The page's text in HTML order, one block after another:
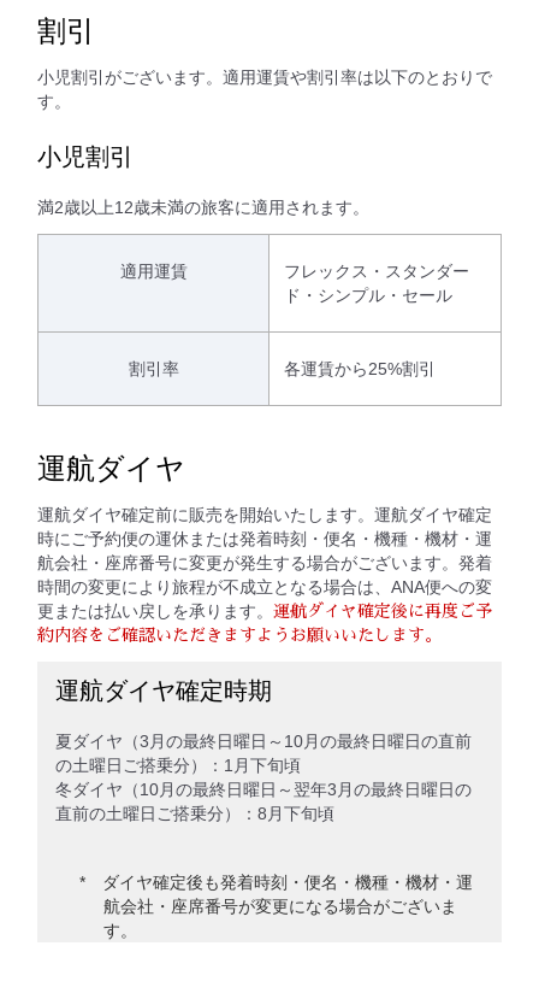
割引
小児割引がございます。適用運賃や割引率は以下のとおりで
す。
小児割引
満2歳以上12歳未満の旅客に適用されます。
適用運賃
フレックス・スタンダー
ド・シンプル・セール
割引率 各運賃から25%割引
運航ダイヤ
運航ダイヤ確定前に販売を開始いたします。運航ダイヤ確定
時にご予約便の運休または発着時刻・便名・機種・機材・運
航会社・座席番号に変更が発生する場合がございます。発着
時間の変更により旅程が不成立となる場合は、ANA便への変
更または払い戻しを承ります。 運航ダイヤ確定後に再度ご予
約内容をご確認いただきますようお願いいたします。
運航ダイヤ確定時期
夏ダイヤ（3月の最終日曜日～10月の最終日曜日の直前
の土曜日ご搭乗分）：1月下旬頃
冬ダイヤ（10月の最終日曜日～翌年3月の最終日曜日の
直前の土曜日ご搭乗分）：8月下旬頃
ダイヤ確定後も発着時刻・便名・機種・機材・運
航会社・座席番号が変更になる場合がございま
す。